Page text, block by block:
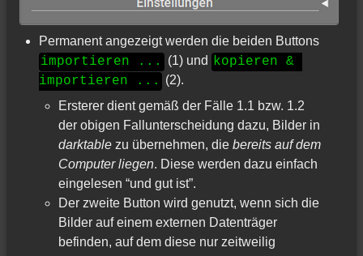
Permanent angezeigt werden die beiden Buttons
importieren ... (1) und kopieren &
importieren ...
(2).
Ersterer dient gemäß der Fälle 1.1 bzw. 1.2
der obigen Fallunterscheidung dazu, Bilder in
darktable zu übernehmen, die bereits auf dem
Computer liegen. Diese werden dazu einfach
eingelesen “und gut ist”.
Der zweite Button wird genutzt, wenn sich die
Bilder auf einem externen Datenträger
befinden, auf dem diese nur zeitweilig